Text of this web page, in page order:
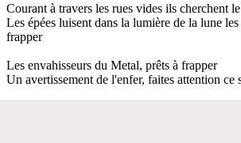
Courant à travers les rues vides ils cherchent
Les épées luisent dans la lumière de la lune
frapper
Les envahisseurs du Metal, prêts à frapper
Un avertissement de l'enfer, faites attention ce